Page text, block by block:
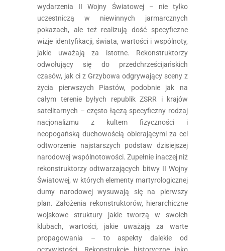
wydarzenia II Wojny Światowej – nie tylko
uczestniczą w niewinnych jarmarcznych
pokazach, ale też realizują dość specyficzne
wizje identyfikacji, świata, wartości i wspólnoty,
jakie uważają za istotne. Rekonstruktorzy
odwołujący się do przedchrześcijańskich
czasów, jak ci z Grzybowa odgrywający sceny z
życia pierwszych Piastów, podobnie jak na
całym terenie byłych republik ZSRR i krajów
satelitarnych – często łączą specyficzny rodzaj
nacjonalizmu z kultem fizyczności i
neopogańską duchowością obierającymi za cel
odtworzenie najstarszych podstaw dzisiejszej
narodowej wspólnotowości. Zupełnie inaczej niż
rekonstruktorzy odtwarzających bitwy II Wojny
Światowej, w których elementy martyrologicznej
dumy narodowej wysuwają się na pierwszy
plan. Założenia rekonstruktorów, hierarchiczne
wojskowe struktury jakie tworzą w swoich
klubach, wartości, jakie uważają za warte
propagowania – to aspekty dalekie od